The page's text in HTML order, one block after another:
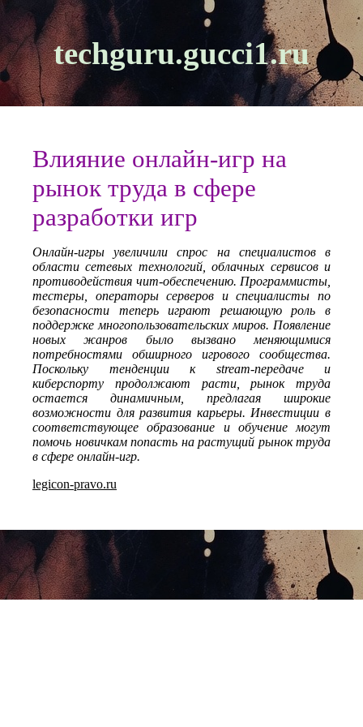
techguru.gucci1.ru
Влияние онлайн-игр на
рынок труда в сфере
разработки игр
Онлайн-игры увеличили спрос на специалистов в
области сетевых технологий, облачных сервисов и
противодействия чит-обеспечению. Программисты,
тестеры, операторы серверов и специалисты по
безопасности теперь играют решающую роль в
поддержке многопользовательских миров. Появление
новых жанров было вызвано меняющимися
потребностями обширного игрового сообщества.
Поскольку тенденции к stream-передаче и
киберспорту продолжают расти, рынок труда
остается динамичным, предлагая широкие
возможности для развития карьеры. Инвестиции в
соответствующее образование и обучение могут
помочь новичкам попасть на растущий рынок труда
в сфере онлайн-игр.
legicon-pravo.ru